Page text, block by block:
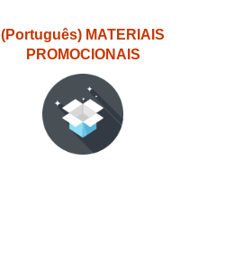
(Português) MATERIAIS
PROMOCIONAIS